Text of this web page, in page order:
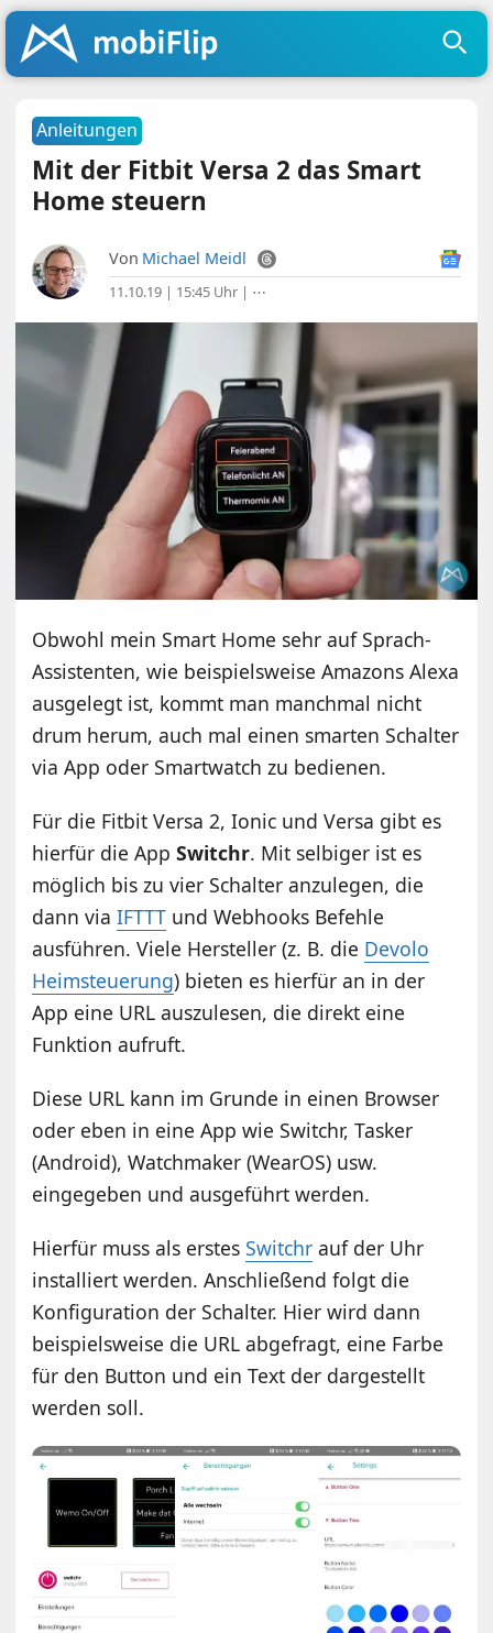
Anleitungen
Mit der Fitbit Versa 2 das Smart
Home steuern
Von Michael Meidl
11.10.19 | 15:45 Uhr | ⋯
Obwohl mein Smart Home sehr auf Sprach-
Assistenten, wie beispielsweise Amazons Alexa
ausgelegt ist, kommt man manchmal nicht
drum herum, auch mal einen smarten Schalter
via App oder Smartwatch zu bedienen.
Für die Fitbit Versa 2, Ionic und Versa gibt es
hierfür die AppSwitchr. Mit selbiger ist es
möglich bis zu vier Schalter anzulegen, die
dann viaIFTTT und Webhooks Befehle
ausführen. Viele Hersteller (z. B. die Devolo
Heimsteuerung) bieten es hierfür an in der
App eine URL auszulesen, die direkt eine
Funktion aufruft.
Diese URL kann im Grunde in einen Browser
oder eben in eine App wie Switchr, Tasker
(Android), Watchmaker (WearOS) usw.
eingegeben und ausgeführt werden.
Hierfür muss als erstesSwitchr auf der Uhr
installiert werden. Anschließend folgt die
Konfiguration der Schalter. Hier wird dann
beispielsweise die URL abgefragt, eine Farbe
für den Button und ein Text der dargestellt
werden soll.